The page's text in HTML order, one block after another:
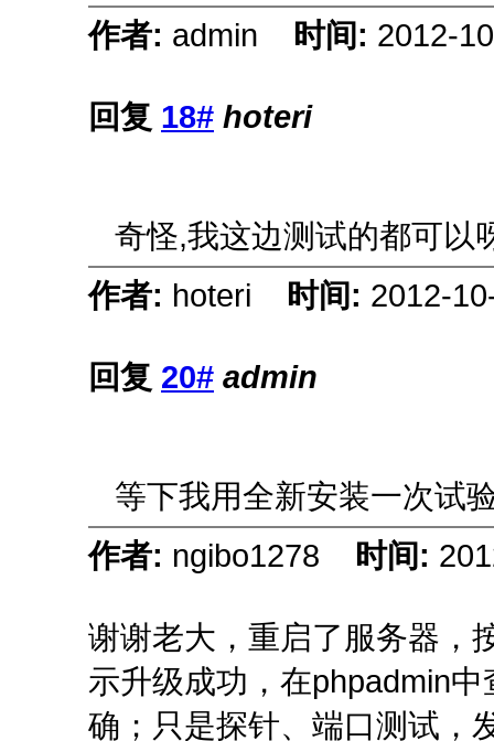
作者: admin 时间: 2012-
回复 18# hoteri
奇怪,我这边测试的都可以
作者: hoteri 时间: 2012-
回复 20# admin
等下我用全新安装一次试
作者: ngibo1278 时间:
谢谢老大，重启了服务器，
示升级成功，在phpadmin
确；只是探针、端口测试，